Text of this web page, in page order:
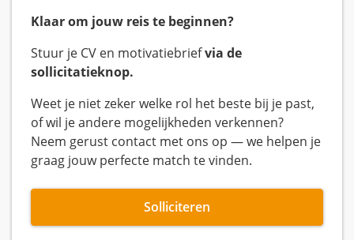
Klaar om jouw reis te beginnen?
Stuur je CV en motivatiebriefvia de
sollicitatieknop.
Weet je niet zeker welke rol het beste bij je past,
of wil je andere mogelijkheden verkennen?
Neem gerust contact met ons op — we helpen je
graag jouw perfecte match te vinden.
Solliciteren